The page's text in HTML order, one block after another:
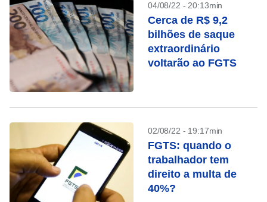
04/08/22 - 20:13min
Cerca de R$ 9,2
bilhões de saque
extraordinário
voltarão ao FGTS
02/08/22 - 19:17min
FGTS: quando o
trabalhador tem
direito a multa de
40%?